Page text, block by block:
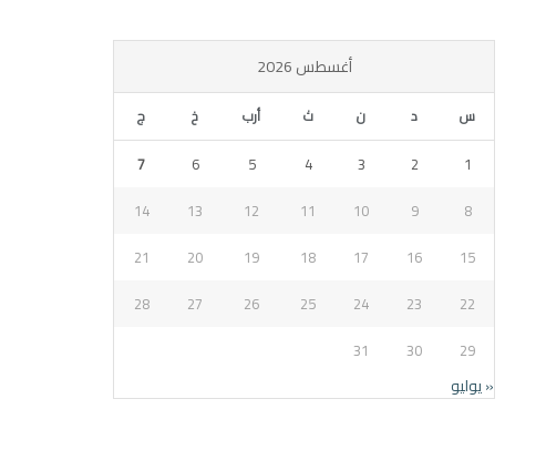
أغسطس 2026
س د ن ث أرب خ ج
1
2
3
4
5
6
7
8
9
10
11
12
13
14
15
16
17
18
19
20
21
22
23
24
25
26
27
28
29
30
31
« يوليو